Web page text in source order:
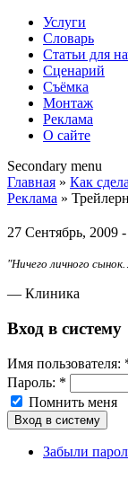
Услуги
Словарь
Статьи для
Сценарий
Съёмка
Монтаж
Реклама
О сайте
Secondary menu
Главная » Как
Реклама »
27 Сентябрь, 2009
"Ничего личного
— Клиника
Вход в систему
Имя пoльзовaтeля:
Пароль: *
Помнить меня
Забыли